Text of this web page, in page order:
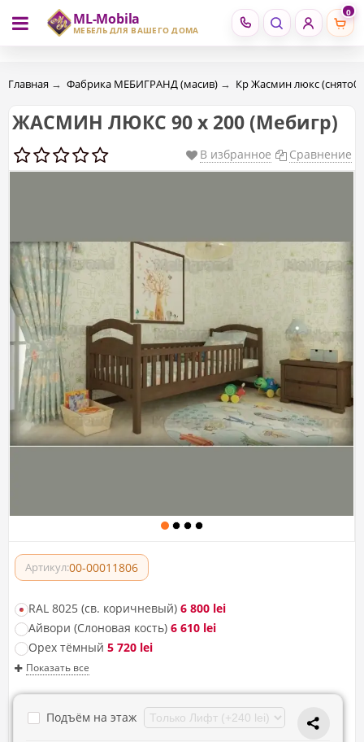
ML-Mobila
МЕБЕЛЬ ДЛЯ ВАШЕГО ДОМА
0
RU RO
Главная → Фабрика МЕБИГРАНД (масив) → Кр Жасмин люкс (снято0
ЖАСМИН ЛЮКС 90 х 200 (Mебигр)
В избранное Сравнение
Артикул:00-00011806
RAL 8025 (св. коричневый) 6 800 lei
Айвори (Слоновая кость) 6 610 lei
Орех тёмный 5 720 lei
Показать все
Подъём на этаж